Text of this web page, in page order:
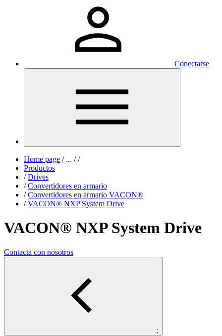
Conectarse
Home page /... / /
Productos
/ Drives
/ Convertidores en armario
/ Convertidores en armario VACON®
/ VACON® NXP System Drive
VACON® NXP System Drive
Contacta con nosotros
;